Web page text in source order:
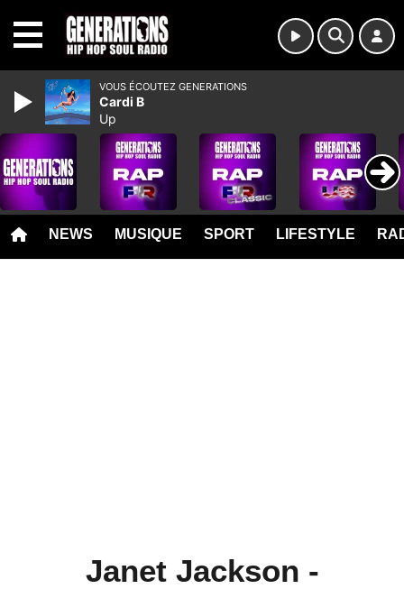
NEWS MUSIQUE SPORT LIFESTYLE
Janet Jackson -
VOUS ÉCOUTEZ GENERATIONS
Cardi B
Up